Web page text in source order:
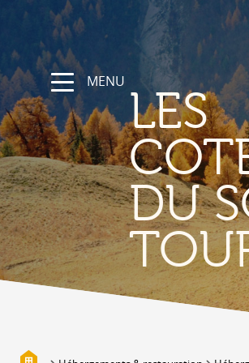
NATURE &
DÉCOUVERTE
Les Coteaux du Soleil, sa région
Randonnées et parcours sportifs
Valais à vélo et en VTT
MENU
LES
DU